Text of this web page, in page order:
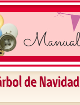
de Navidad